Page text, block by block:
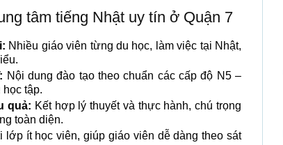
tâm tiếng Nhật uy tín ở Quận 7
Nhiều giáo viên từng du học, làm việc tại Nhật,
Nội dung đào tạo theo chuẩn các cấp độ N5 –
tập.
quả: Kết hợp lý thuyết và thực hành, chú trọng
toàn diện.
lớp ít học viên, giúp giáo viên dễ dàng theo sát